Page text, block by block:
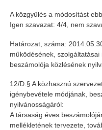
A közgyűlés a módosítást
Igen szavazat: 4/4, nem
Határozat, száma:
működésének, szolgáltatásai
beszámolója közlésének
12/D.§ A közhasznú
igénybevétele módjának,
nyilvánosságáról:
A társaság éves
mellékletének tervezete,